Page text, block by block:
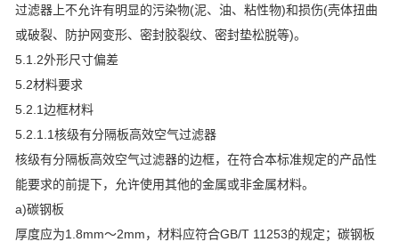
过滤器上不允许有明显的污染物(泥、油、粘性物)和损伤(壳体扭曲
或破裂、防护网变形、密封胶裂纹、密封垫松脱等)。
5.1.2外形尺寸偏差
5.2材料要求
5.2.1边框材料
5.2.1.1核级有分隔板高效空气过滤器
核级有分隔板高效空气过滤器的边框，在符合本标准规定的产品性
能要求的前提下，允许使用其他的金属或非金属材料。
a)碳钢板
厚度应为1.8mm～2mm，材料应符合GB/T 11253的规定；碳钢板